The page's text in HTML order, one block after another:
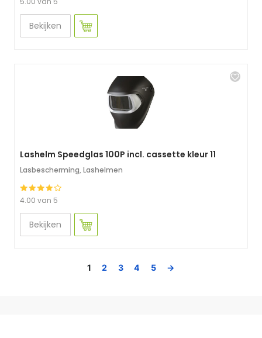
Bekijken
Lashelm Speedglas 100P incl. cassette kleur 11
Lasbescherming, Lashelmen
4.00 van 5
Bekijken
1 2 3 4 5 →